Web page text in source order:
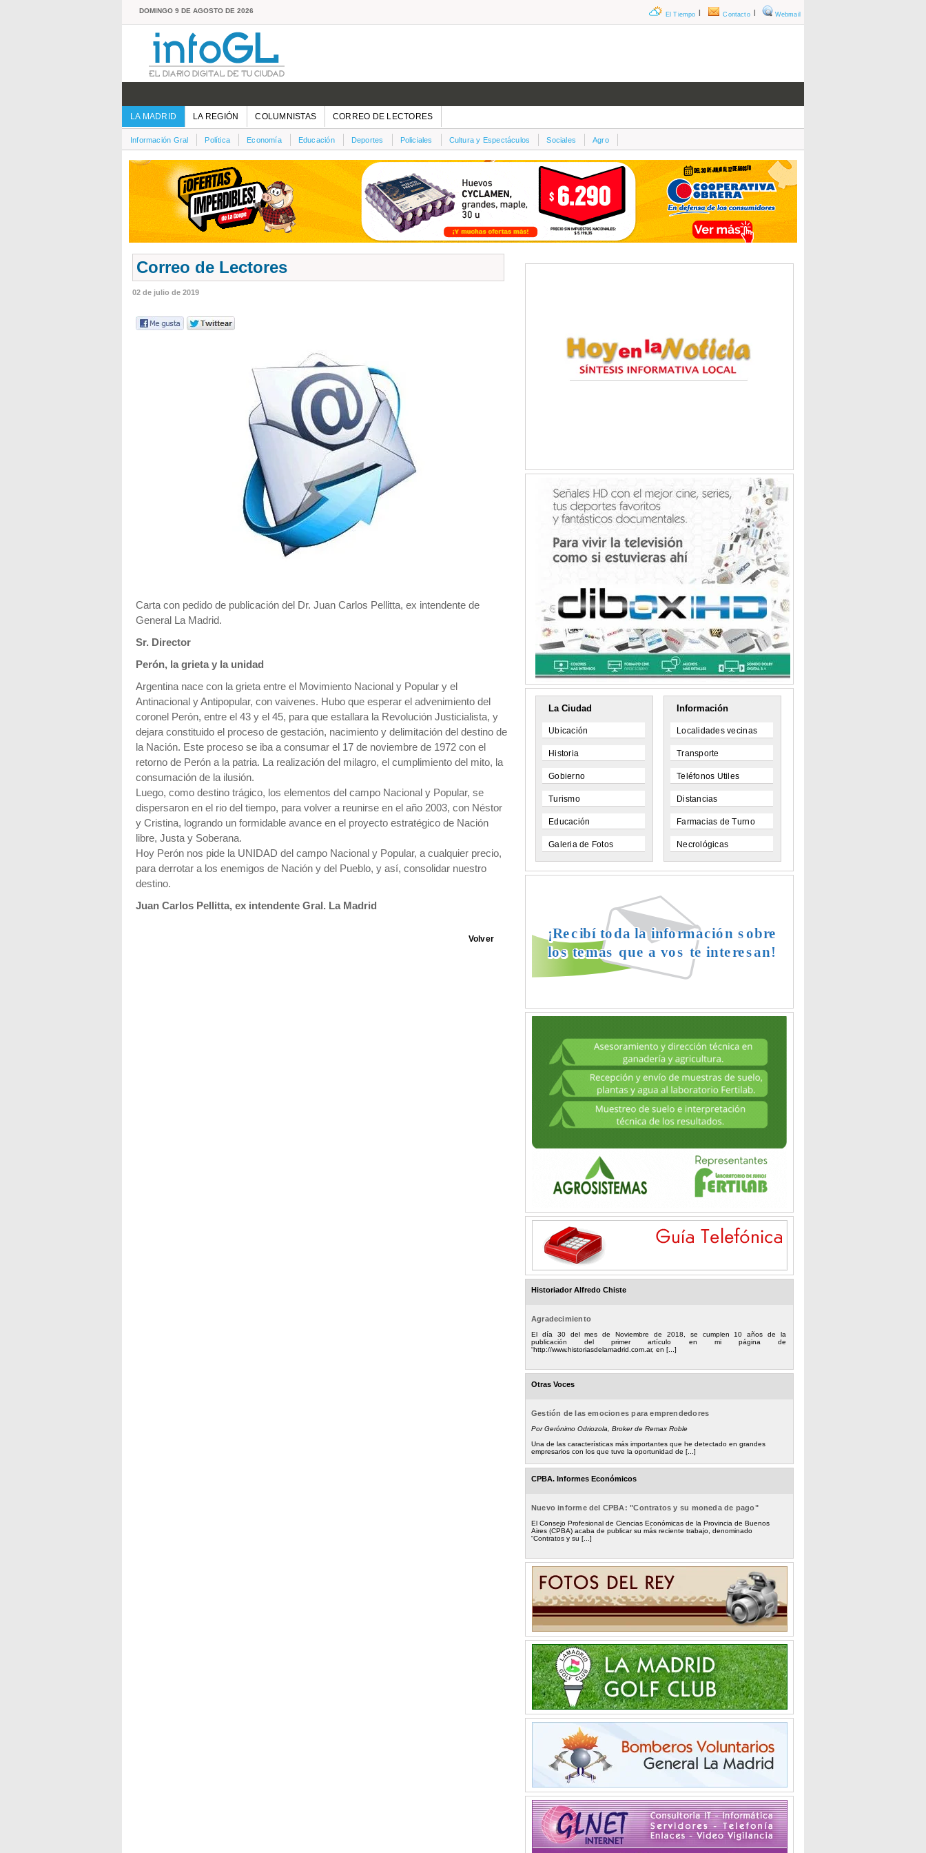
DOMINGO 9 DE AGOSTO DE 2026 Webmail
|
Contacto
|
El Tiempo
LA MADRID LA REGIÓN COLUMNISTAS CORREO DE LECTORES
Información Gral Política Economía Educación Deportes Policiales Cultura y Espectáculos Sociales Agro
Correo de Lectores
02 de julio de 2019
Carta con pedido de publicación del Dr. Juan Carlos Pellitta, ex intendente de
General La Madrid.
Sr. Director
Perón, la grieta y la unidad
Argentina nace con la grieta entre el Movimiento Nacional y Popular y el
Antinacional y Antipopular, con vaivenes. Hubo que esperar el advenimiento del
coronel Perón, entre el 43 y el 45, para que estallara la Revolución Justicialista, y
dejara constituido el proceso de gestación, nacimiento y delimitación del destino de
la Nación. Este proceso se iba a consumar el 17 de noviembre de 1972 con el
retorno de Perón a la patria. La realización del milagro, el cumplimiento del mito, la
consumación de la ilusión.
Luego, como destino trágico, los elementos del campo Nacional y Popular, se
dispersaron en el rio del tiempo, para volver a reunirse en el año 2003, con Néstor
y Cristina, logrando un formidable avance en el proyecto estratégico de Nación
libre, Justa y Soberana.
Hoy Perón nos pide la UNIDAD del campo Nacional y Popular, a cualquier precio,
para derrotar a los enemigos de Nación y del Pueblo, y así, consolidar nuestro
destino.
Juan Carlos Pellitta, ex intendente Gral. La Madrid
Volver
La Ciudad
Ubicación
Historia
Gobierno
Turismo
Educación
Galeria de Fotos
Información
Localidades vecinas
Transporte
Teléfonos Utiles
Distancias
Farmacias de Turno
Necrológicas
Historiador Alfredo Chiste
Agradecimiento
El día 30 del mes de Noviembre de 2018, se cumplen 10 años de la
publicación del primer artículo en mi página de
“http://www.historiasdelamadrid.com.ar, en [...]
Otras Voces
Gestión de las emociones para emprendedores
Por Gerónimo Odriozola, Broker de Remax Roble
Una de las características más importantes que he detectado en grandes
empresarios con los que tuve la oportunidad de [...]
CPBA. Informes Económicos
Nuevo informe del CPBA: "Contratos y su moneda de pago"
El Consejo Profesional de Ciencias Económicas de la Provincia de Buenos
Aires (CPBA) acaba de publicar su más reciente trabajo, denominado
“Contratos y su [...]